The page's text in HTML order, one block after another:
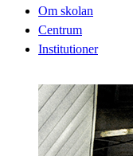
Om skolan
Centrum
Institutioner